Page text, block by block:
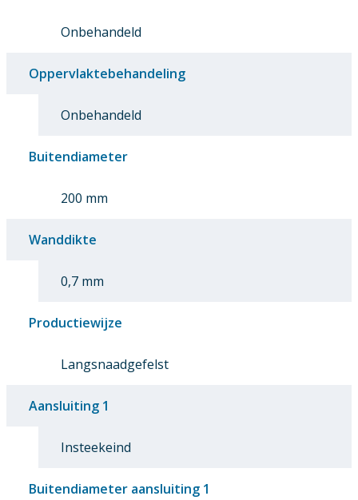
Onbehandeld
Oppervlaktebehandeling
Onbehandeld
Buitendiameter
200 mm
Wanddikte
0,7 mm
Productiewijze
Langsnaadgefelst
Aansluiting 1
Insteekeind
Buitendiameter aansluiting 1